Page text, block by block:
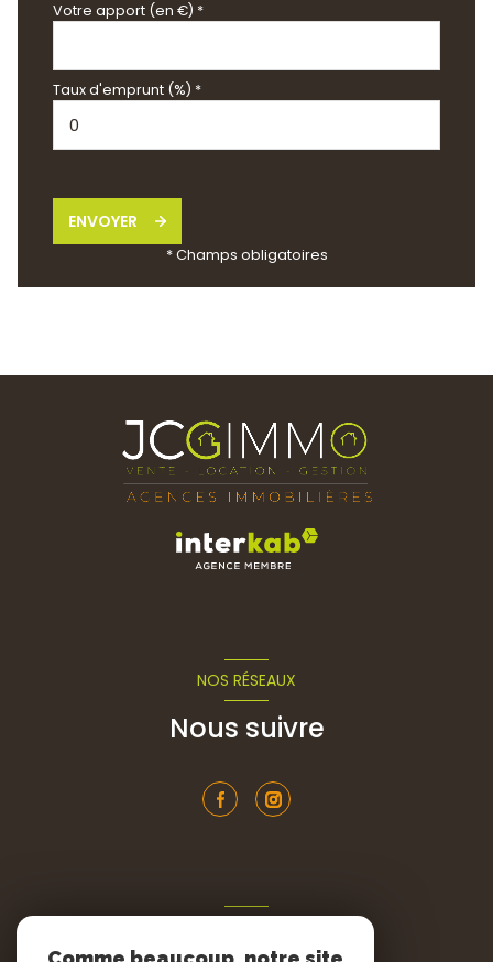
Votre apport (en €) *
Taux d'emprunt (%) *
ENVOYER
* Champs obligatoires
NOS RÉSEAUX
Nous suivre